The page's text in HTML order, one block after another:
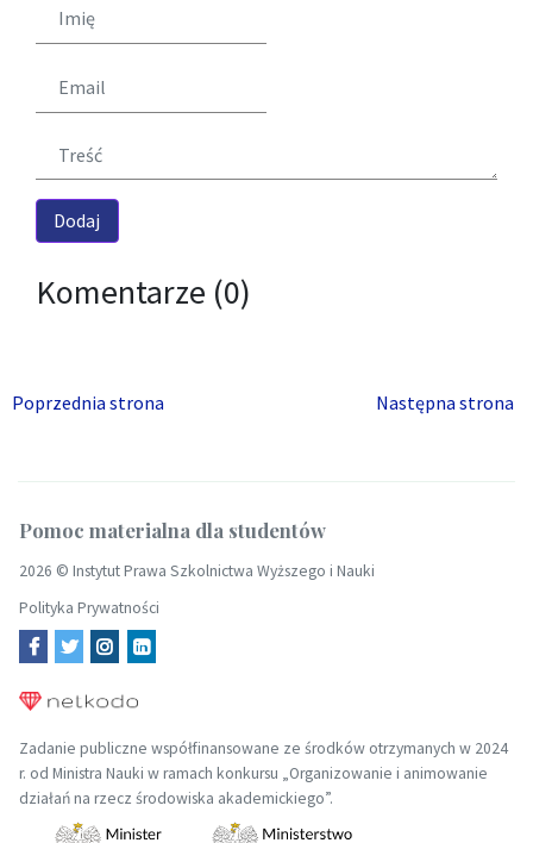
Komentarze (0)
Poprzednia strona Następna strona
Pomoc materialna dla studentów
2026 © Instytut Prawa Szkolnictwa Wyższego i Nauki
Polityka Prywatności
Zadanie publiczne współfinansowane ze środków otrzymanych w 2024
r. od Ministra Nauki w ramach konkursu „Organizowanie i animowanie
działań na rzecz środowiska akademickiego”.